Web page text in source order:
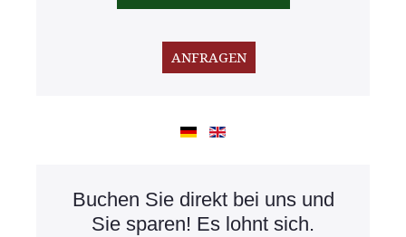
Buchen Sie direkt bei uns und
Sie sparen! Es lohnt sich.